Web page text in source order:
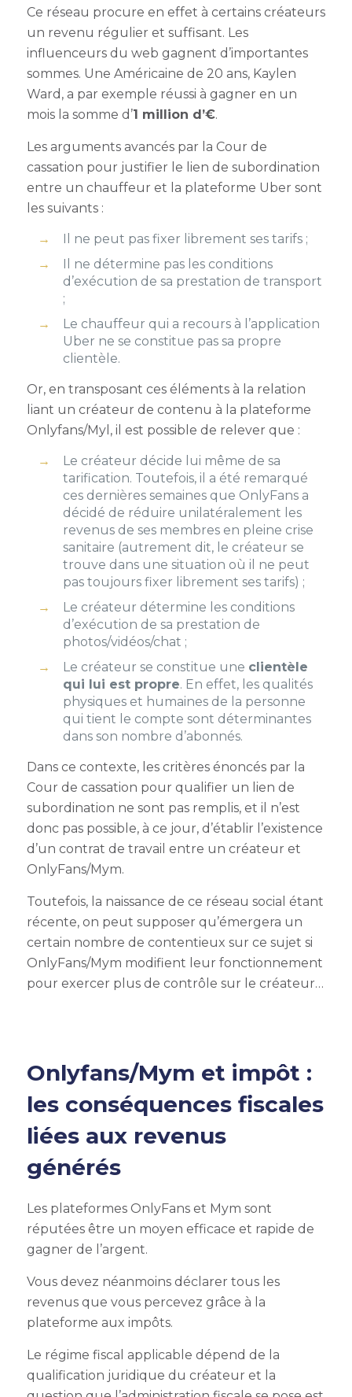
Ce réseau procure en effet à certains créateurs
un revenu régulier et suffisant. Les
influenceurs du web gagnent d’importantes
sommes. Une Américaine de 20 ans, Kaylen
Ward, a par exemple réussi à gagner en un
mois la somme d’1 million d’€.
Les arguments avancés par la Cour de
cassation pour justifier le lien de subordination
entre un chauffeur et la plateforme Uber sont
les suivants :
Il ne peut pas fixer librement ses tarifs ;
Il ne détermine pas les conditions
d’exécution de sa prestation de transport
;
Le chauffeur qui a recours à l’application
Uber ne se constitue pas sa propre
clientèle.
Or, en transposant ces éléments à la relation
liant un créateur de contenu à la plateforme
Onlyfans/Myl, il est possible de relever que :
Le créateur décide lui même de sa
tarification. Toutefois, il a été remarqué
ces dernières semaines que OnlyFans a
décidé de réduire unilatéralement les
revenus de ses membres en pleine crise
sanitaire (autrement dit, le créateur se
trouve dans une situation où il ne peut
pas toujours fixer librement ses tarifs) ;
Le créateur détermine les conditions
d’exécution de sa prestation de
photos/vidéos/chat ;
Le créateur se constitue une clientèle
qui lui est propre. En effet, les qualités
physiques et humaines de la personne
qui tient le compte sont déterminantes
dans son nombre d’abonnés.
Dans ce contexte, les critères énoncés par la
Cour de cassation pour qualifier un lien de
subordination ne sont pas remplis, et il n’est
donc pas possible, à ce jour, d’établir l’existence
d’un contrat de travail entre un créateur et
OnlyFans/Mym.
Toutefois, la naissance de ce réseau social étant
récente, on peut supposer qu’émergera un
certain nombre de contentieux sur ce sujet si
OnlyFans/Mym modifient leur fonctionnement
pour exercer plus de contrôle sur le créateur…
Onlyfans/Mym et impôt :
les conséquences fiscales
liées aux revenus
générés
Les plateformes OnlyFans et Mym sont
réputées être un moyen efficace et rapide de
gagner de l’argent.
Vous devez néanmoins déclarer tous les
revenus que vous percevez grâce à la
plateforme aux impôts.
Le régime fiscal applicable dépend de la
qualification juridique du créateur et la